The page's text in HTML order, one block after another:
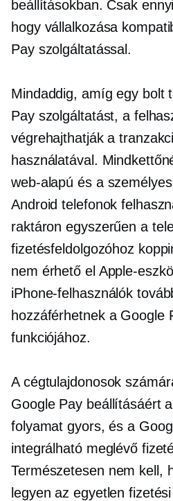
beállításokban. Csak
hogy vállalkozása
Pay szolgáltatással.
Mindaddig, amíg egy bolt
Pay szolgáltatást, a
végrehajthatják a
használatával.
web-alapú és a
Android telefonok
raktáron egyszerűen a
fizetésfeldolgozóhoz
nem érhető el Apple-
iPhone-felhasználók
hozzáférhetnek a Google
funkciójához.
A cégtulajdonosok
Google Pay beállításáért
folyamat gyors, és a
integrálható meglévő
Természetesen nem kell,
legyen az egyetlen